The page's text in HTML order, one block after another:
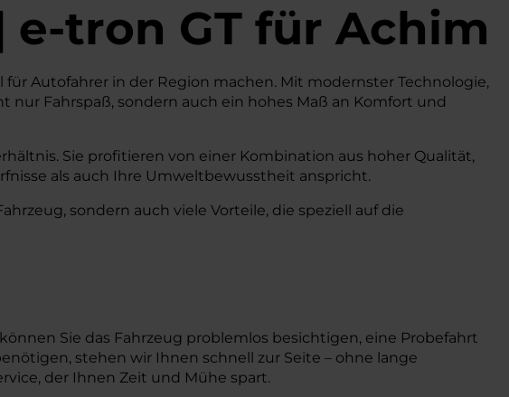
e-tron GT für Achim
Autofahrer in der Region machen. Mit modernster Technologie,
Fahrspaß, sondern auch ein hohes Maß an Komfort und
Sie profitieren von einer Kombination aus hoher Qualität,
als auch Ihre Umweltbewusstheit anspricht.
sondern auch viele Vorteile, die speziell auf die
Sie das Fahrzeug problemlos besichtigen, eine Probefahrt
stehen wir Ihnen schnell zur Seite – ohne lange
der Ihnen Zeit und Mühe spart.